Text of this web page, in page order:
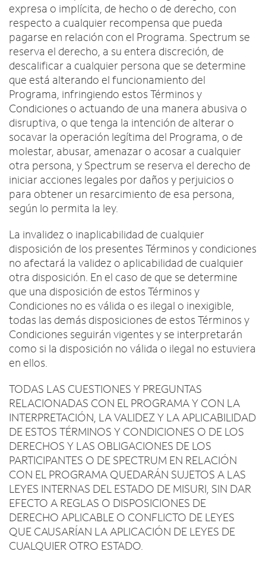
expresa o implícita, de hecho o de derecho, con
respecto a cualquier recompensa que pueda
pagarse en relación con el Programa. Spectrum se
reserva el derecho, a su entera discreción, de
descalificar a cualquier persona que se determine
que está alterando el funcionamiento del
Programa, infringiendo estos Términos y
Condiciones o actuando de una manera abusiva o
disruptiva, o que tenga la intención de alterar o
socavar la operación legítima del Programa, o de
molestar, abusar, amenazar o acosar a cualquier
otra persona, y Spectrum se reserva el derecho de
iniciar acciones legales por daños y perjuicios o
para obtener un resarcimiento de esa persona,
según lo permita la ley.
La invalidez o inaplicabilidad de cualquier
disposición de los presentes Términos y condiciones
no afectará la validez o aplicabilidad de cualquier
otra disposición. En el caso de que se determine
que una disposición de estos Términos y
Condiciones no es válida o es ilegal o inexigible,
todas las demás disposiciones de estos Términos y
Condiciones seguirán vigentes y se interpretarán
como si la disposición no válida o ilegal no estuviera
en ellos.
TODAS LAS CUESTIONES Y PREGUNTAS
RELACIONADAS CON EL PROGRAMA Y CON LA
INTERPRETACIÓN, LA VALIDEZ Y LA APLICABILIDAD
DE ESTOS TÉRMINOS Y CONDICIONES O DE LOS
DERECHOS Y LAS OBLIGACIONES DE LOS
PARTICIPANTES O DE SPECTRUM EN RELACIÓN
CON EL PROGRAMA QUEDARÁN SUJETOS A LAS
LEYES INTERNAS DEL ESTADO DE MISURI, SIN DAR
EFECTO A REGLAS O DISPOSICIONES DE
DERECHO APLICABLE O CONFLICTO DE LEYES
QUE CAUSARÍAN LA APLICACIÓN DE LEYES DE
CUALQUIER OTRO ESTADO.